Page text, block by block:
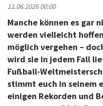
11.06.2026 00:00
Manche können es gar
werden vielleicht
möglich vergehen –
wird sie in jedem Fall
Fußball-
stimmt euch in seinem
einigen Rekorden und